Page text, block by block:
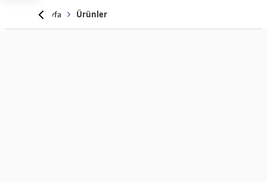
Anasayfa Ürünler